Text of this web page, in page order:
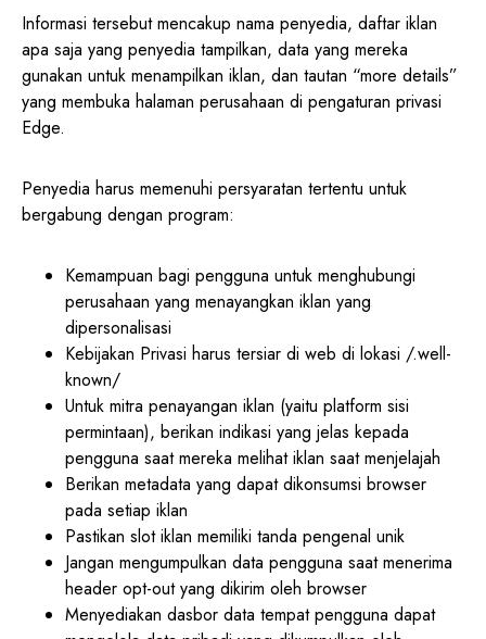
Informasi tersebut mencakup nama penyedia, daftar iklan
apa saja yang penyedia tampilkan, data yang mereka
gunakan untuk menampilkan iklan, dan tautan “more details”
yang membuka halaman perusahaan di pengaturan privasi
Edge.
Penyedia harus memenuhi persyaratan tertentu untuk
bergabung dengan program:
Kemampuan bagi pengguna untuk menghubungi
perusahaan yang menayangkan iklan yang
dipersonalisasi
Kebijakan Privasi harus tersiar di web di lokasi /.well-
known/
Untuk mitra penayangan iklan (yaitu platform sisi
permintaan), berikan indikasi yang jelas kepada
pengguna saat mereka melihat iklan saat menjelajah
Berikan metadata yang dapat dikonsumsi browser
pada setiap iklan
Pastikan slot iklan memiliki tanda pengenal unik
Jangan mengumpulkan data pengguna saat menerima
header opt-out yang dikirim oleh browser
Menyediakan dasbor data tempat pengguna dapat